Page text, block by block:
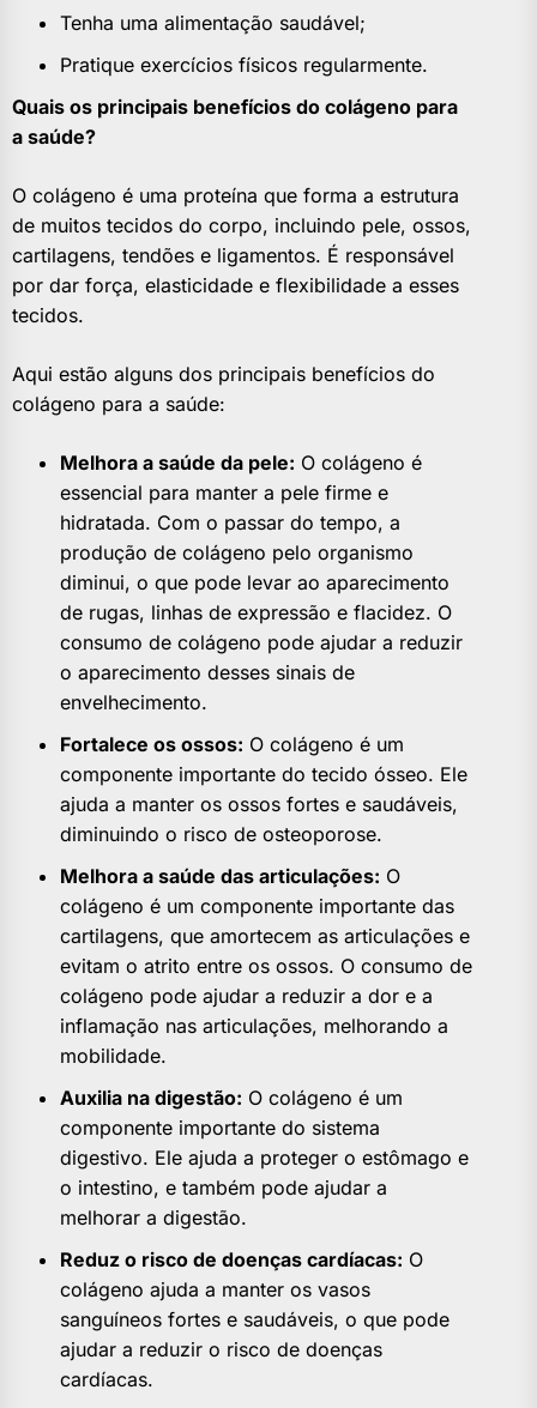
Tenha uma alimentação saudável;
Pratique exercícios físicos regularmente.
Quais os principais benefícios do colágeno para
a saúde?
O colágeno é uma proteína que forma a estrutura
de muitos tecidos do corpo, incluindo pele, ossos,
cartilagens, tendões e ligamentos. É responsável
por dar força, elasticidade e flexibilidade a esses
tecidos.
Aqui estão alguns dos principais benefícios do
colágeno para a saúde:
Melhora a saúde da pele: O colágeno é
essencial para manter a pele firme e
hidratada. Com o passar do tempo, a
produção de colágeno pelo organismo
diminui, o que pode levar ao aparecimento
de rugas, linhas de expressão e flacidez. O
consumo de colágeno pode ajudar a reduzir
o aparecimento desses sinais de
envelhecimento.
Fortalece os ossos: O colágeno é um
componente importante do tecido ósseo. Ele
ajuda a manter os ossos fortes e saudáveis,
diminuindo o risco de osteoporose.
Melhora a saúde das articulações: O
colágeno é um componente importante das
cartilagens, que amortecem as articulações e
evitam o atrito entre os ossos. O consumo de
colágeno pode ajudar a reduzir a dor e a
inflamação nas articulações, melhorando a
mobilidade.
Auxilia na digestão: O colágeno é um
componente importante do sistema
digestivo. Ele ajuda a proteger o estômago e
o intestino, e também pode ajudar a
melhorar a digestão.
Reduz o risco de doenças cardíacas: O
colágeno ajuda a manter os vasos
sanguíneos fortes e saudáveis, o que pode
ajudar a reduzir o risco de doenças
cardíacas.